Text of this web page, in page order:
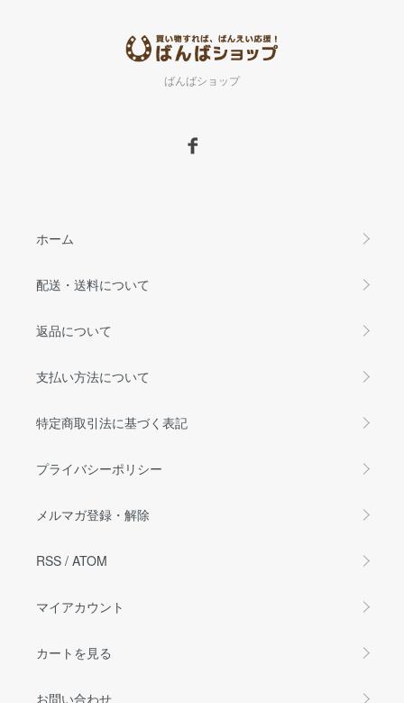
ばんばショップ
ホーム
配送・送料について
返品について
支払い方法について
特定商取引法に基づく表記
プライバシーポリシー
メルマガ登録・解除
RSS / ATOM
マイアカウント
カートを見る
お問い合わせ